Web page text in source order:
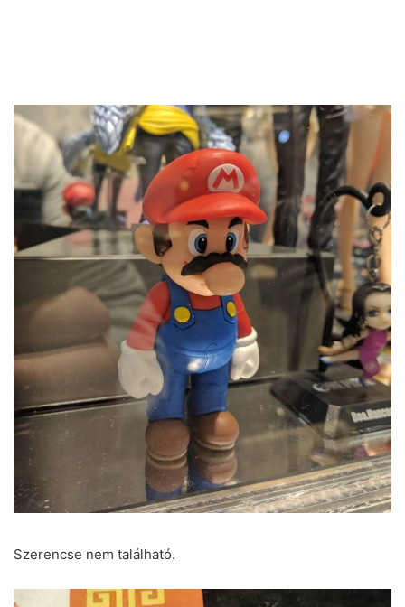
Szerencse nem található.